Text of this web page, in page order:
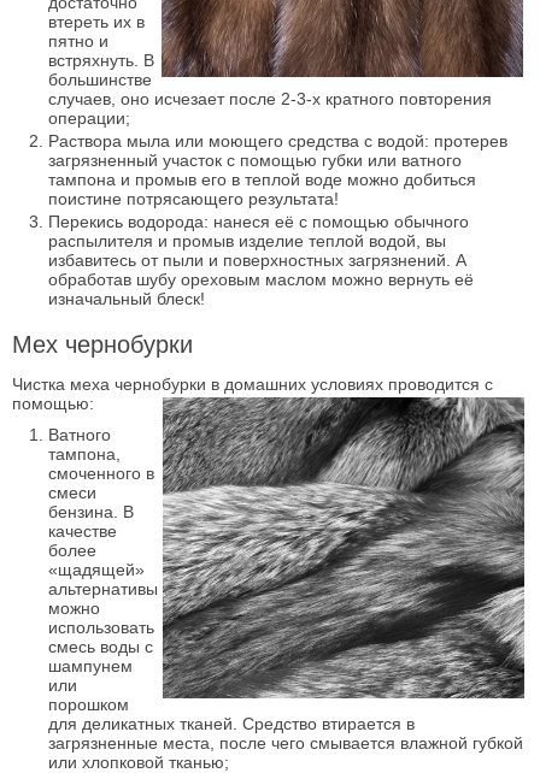
втереть их в
пятно и
встряхнуть. В
большинстве
случаев, оно исчезает после 2-3-х кратного повторения
операции;
Раствора мыла или моющего средства с водой: протерев
загрязненный участок с помощью губки или ватного
тампона и промыв его в теплой воде можно добиться
поистине потрясающего результата!
Перекись водорода: нанеся её с помощью обычного
распылителя и промыв изделие теплой водой, вы
избавитесь от пыли и поверхностных загрязнений. А
обработав шубу ореховым маслом можно вернуть её
изначальный блеск!
Мех чернобурки
Чистка меха чернобурки в домашних условиях проводится с
помощью:
Ватного
тампона,
смоченного в
смеси
бензина. В
качестве
более
«щадящей»
альтернативы
можно
использовать
смесь воды с
шампунем
или
порошком
для деликатных тканей. Средство втирается в
загрязненные места, после чего смывается влажной губкой
или хлопковой тканью;